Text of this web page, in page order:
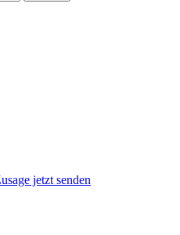
jetzt senden